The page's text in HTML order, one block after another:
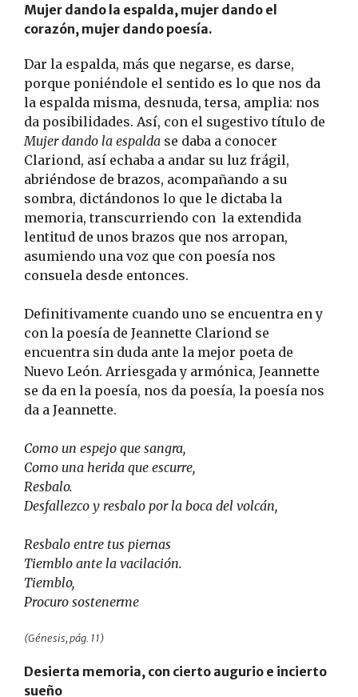
Mujer dando la espalda, mujer dando el
corazón, mujer dando poesía.
Dar la espalda, más que negarse, es darse,
porque poniéndole el sentido es lo que nos da
la espalda misma, desnuda, tersa, amplia: nos
da posibilidades. Así, con el sugestivo título de
Mujer dando la espalda se daba a conocer
Clariond, así echaba a andar su luz frágil,
abriéndose de brazos, acompañando a su
sombra, dictándonos lo que le dictaba la
memoria, transcurriendo con la extendida
lentitud de unos brazos que nos arropan,
asumiendo una voz que con poesía nos
consuela desde entonces.
Definitivamente cuando uno se encuentra en y
con la poesía de Jeannette Clariond se
encuentra sin duda ante la mejor poeta de
Nuevo León. Arriesgada y armónica, Jeannette
se da en la poesía, nos da poesía, la poesía nos
da a Jeannette.
Como un espejo que sangra,
Como una herida que escurre,
Resbalo.
Desfallezco y resbalo por la boca del volcán,
Resbalo entre tus piernas
Tiemblo ante la vacilación.
Tiemblo,
Procuro sostenerme
(Génesis, pág. 11)
Desierta memoria, con cierto augurio e incierto
sueño